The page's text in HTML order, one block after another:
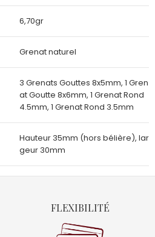
6,70gr
Grenat naturel
3 Grenats Gouttes 8x5mm, 1 Gren
at Goutte 8x6mm, 1 Grenat Rond
4.5mm, 1 Grenat Rond 3.5mm
Hauteur 35mm (hors bélière), lar
geur 30mm
FLEXIBILITÉ